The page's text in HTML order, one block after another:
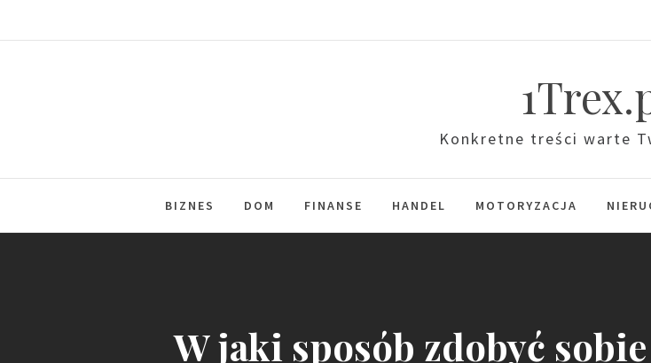
Konkretne treści warte
BIZNES DOM FINANSE HANDEL MOTORYZACJA
W jaki sposób zdobyć